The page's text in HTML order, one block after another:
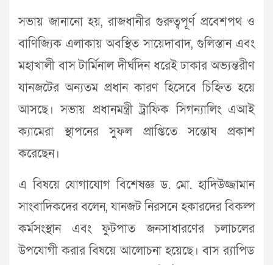
সভায় জানানো হয়, রাজধানীর গুরুত্বপূর্ণ প্রবেশপথ ও
বাণিজ্যিক এলাকায় অবস্থিত সায়েদাবাদ, গুলিস্তান এবং
মহাখালী বাস টার্মিনাল দীর্ঘদিন ধরেই ঢাকার অভ্যন্তরীণ
যানজটের অন্যতম প্রধান কারণ হিসেবে চিহ্নিত হয়ে
আসছে। সভায় প্রধানমন্ত্রী ট্রাফিক সিগন্যালিং এআই
ক্যামেরা স্থাপনের সুফল প্রাপ্তিতে সন্তোষ প্রকাশ
করেছেন।
এ বিষয়ে যোগাযোগ বিশেষজ্ঞ ড. মো. হাদিউজ্জামান
সাংবাদিকদের বলেন, যানজট নিরসনে হকারদের বিকল্প
কর্মসংস্থান এবং ফুটপাত জনসাধারণের চলাচলের
উপযোগী করার বিষয়ে আলোচনা হয়েছে। বাস র‍্যাপিড